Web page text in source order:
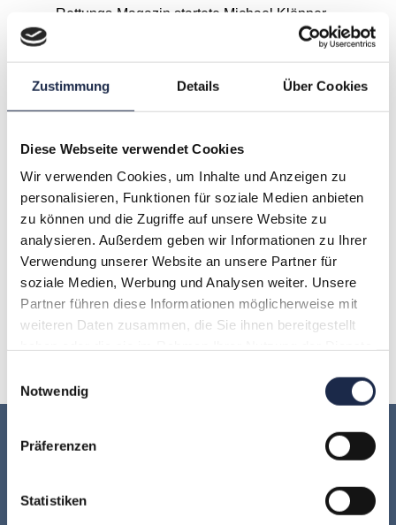
Zustimmung Details Über Cookies
Diese Webseite verwendet Cookies
Wir verwenden Cookies, um Inhalte und Anzeigen zu
personalisieren, Funktionen für soziale Medien anbieten
zu können und die Zugriffe auf unsere Website zu
analysieren. Außerdem geben wir Informationen zu Ihrer
Verwendung unserer Website an unsere Partner für
soziale Medien, Werbung und Analysen weiter. Unsere
Partner führen diese Informationen möglicherweise mit
weiteren Daten zusammen, die Sie ihnen bereitgestellt
Notwendig
Präferenzen
Statistiken
Rettungs-Magazin startete Michael Klöpper
seine Karriere bei Ebner. Zuvor absolvierte er
Sozialversicherungsfachangestellten und war für
im redaktionellen Einsatz.
A B C D E F G
H I J K L M N
Keine Veranstaltung mehr verpassen:
Jetzt für den
MVFP Akademie